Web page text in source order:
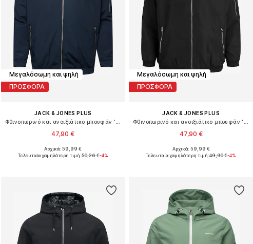
Μεγαλόσωμη και ψηλή
ΠΡΟΣΦΟΡΑ
JACK & JONES PLUS
47,90 €
Διαθέσιμο σε πολλά μεγέθη
Αρχικά: 59,99 €
Τελευταία χαμηλότερη τιμή:50,26 €-4%
Μεγαλόσωμη και ψηλή
ΠΡΟΣΦΟΡΑ
JACK & JONES PLUS
47,90 €
Διαθέσιμο σε πολλά μεγέθη
Αρχικά: 59,99 €
Τελευταία χαμηλότερη τιμή:49,90 €-4%